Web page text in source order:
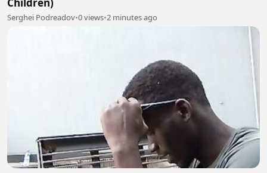
Serghei Podreadov•0 views•2 minutes ago